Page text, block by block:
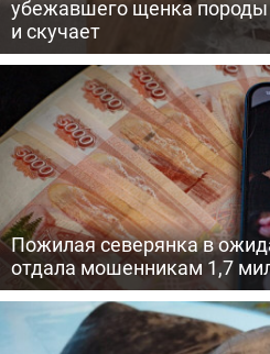
убежавшего щенка породы
и скучает
Пожилая северянка в
отдала мошенникам 1,7